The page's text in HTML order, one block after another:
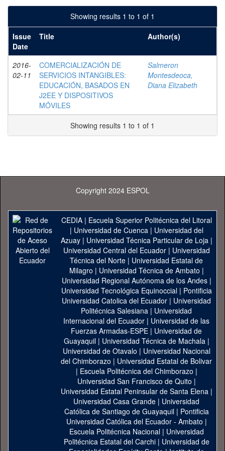
Showing results 1 to 1 of 1
Issue
Date
Title Author(s)
2016-
02-11
COMERCIALIZACIÓN DE
SERVICIOS INTANGIBLES:
EDUCACIÓN, BASADOS EN
J2EE Y DISPOSITIVOS
MÓVILES
Salmeron
Montesdeoca,
Diana Elizabeth
Showing results 1 to 1 of 1
Copyright 2024 ESPOL
CEDIA| Escuela Superior Politécnica del Litoral
| Universidad de Cuenca| Universidad del
Azuay| Universidad Técnica Particular de Loja|
Universidad Central del Ecuador| Universidad
Técnica del Norte | Universidad Estatal de
Milagro | Universidad Técnica de Ambato |
Universidad Regional Autónoma de los Andes|
Universidad Tecnológica Equinoccial| Pontificia
Universidad Catolica del Ecuador | Universidad
Politécnica Salesiana | Universidad
Internacional del Ecuador | Universidad de las
Fuerzas Armadas-ESPE | Universidad de
Guayaquil| Universidad Técnica de Machala|
Universidad de Otavalo | Universidad Nacional
del Chimborazo | Universidad Estatal de Bolivar
| Escuela Politécnica del Chimborazo |
Universidad San Francisco de Quito |
Universidad Estatal Peninsular de Santa Elena|
Universidad Casa Grande | Universidad
Católica de Santiago de Guayaquil| Pontificia
Universidad Católica del Ecuador - Ambato |
Escuela Politécnica Nacional| Universidad
Politécnica Estatal del Carchi| Universidad de